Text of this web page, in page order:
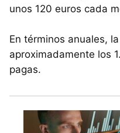
unos 120 euros cada
En términos anuales,
aproximadamente los
pagas.